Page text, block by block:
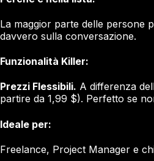
La maggior parte delle persone
davvero sulla conversazione.
Funzionalità Killer:
Prezzi Flessibili. A differenza
partire da 1,99 $). Perfetto se
Ideale per:
Freelance, Project Manager e